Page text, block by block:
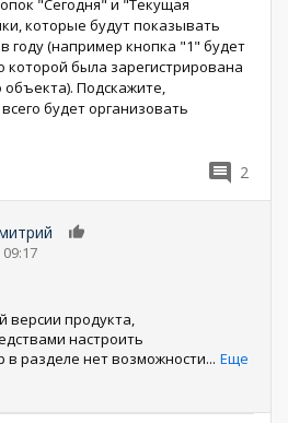
"Сегодня" и "Текущая
которые будут показывать
году (например кнопка "1" будет
была зарегистрирована
объекта). Подскажите,
будет организовать
2
версии продукта,
настроить
разделе нет возможности... Еще